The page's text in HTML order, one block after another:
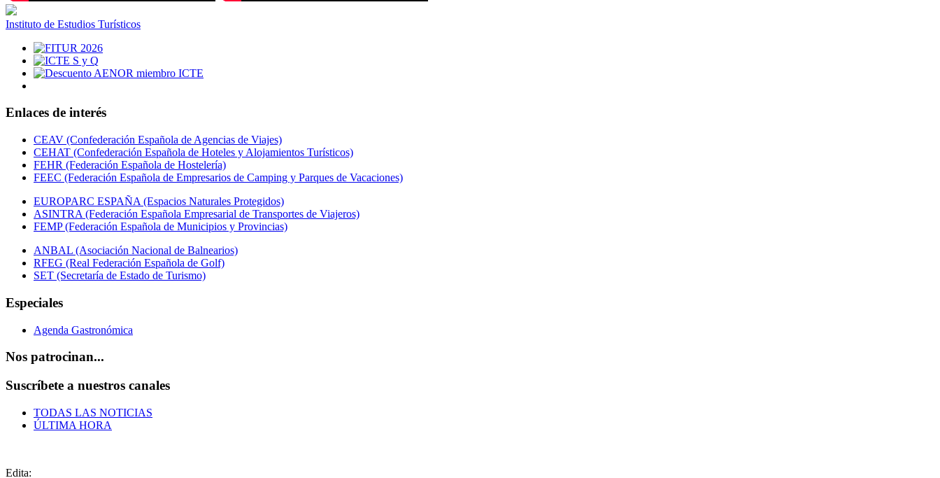
Instituto de Estudios Turísticos
Enlaces de interés
CEAV (Confederación Española de Agencias de Viajes)
CEHAT (Confederación Española de Hoteles y Alojamientos Turísticos)
FEHR (Federación Española de Hostelería)
FEEC (Federación Española de Empresarios de Camping y Parques de Vacaciones)
EUROPARC ESPAÑA (Espacios Naturales Protegidos)
ASINTRA (Federación Española Empresarial de Transportes de Viajeros)
FEMP (Federación Española de Municipios y Provincias)
ANBAL (Asociación Nacional de Balnearios)
RFEG (Real Federación Española de Golf)
SET (Secretaría de Estado de Turismo)
Especiales
Agenda Gastronómica
Nos patrocinan...
Suscríbete a nuestros canales
TODAS LAS NOTICIAS
ÚLTIMA HORA
Edita: